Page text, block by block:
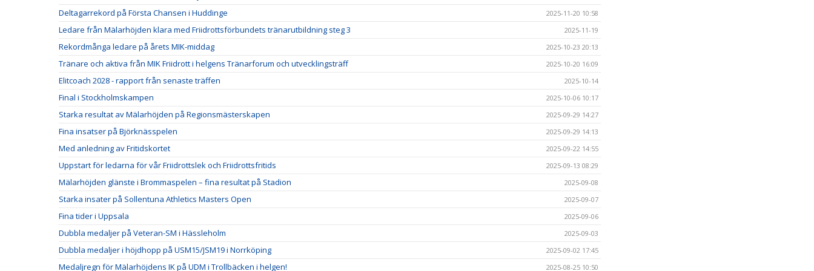
Deltagarrekord på Första Chansen i Huddinge 2025-11-20 10:58
Ledare från Mälarhöjden klara med Friidrottsförbundets tränarutbildning steg 3 2025-11-19
Rekordmånga ledare på årets MIK-middag 2025-10-23 20:13
Tränare och aktiva från MIK Friidrott i helgens Tränarforum och utvecklingsträff 2025-10-20 16:09
Elitcoach 2028 - rapport från senaste träffen 2025-10-14
Final i Stockholmskampen 2025-10-06 10:17
Starka resultat av Mälarhöjden på Regionsmästerskapen 2025-09-29 14:27
Fina insatser på Björknässpelen 2025-09-29 14:13
Med anledning av Fritidskortet 2025-09-22 14:55
Uppstart för ledarna för vår Friidrottslek och Friidrottsfritids 2025-09-13 08:29
Mälarhöjden glänste i Brommaspelen – fina resultat på Stadion 2025-09-08
Starka insater på Sollentuna Athletics Masters Open 2025-09-07
Fina tider i Uppsala 2025-09-06
Dubbla medaljer på Veteran-SM i Hässleholm 2025-09-03
Dubbla medaljer i höjdhopp på USM15/JSM19 i Norrköping 2025-09-02 17:45
Medaljregn för Mälarhöjdens IK på UDM i Trollbäcken i helgen! 2025-08-25 10:50